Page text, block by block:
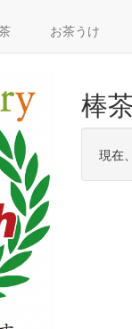
お茶うけ
棒
現在